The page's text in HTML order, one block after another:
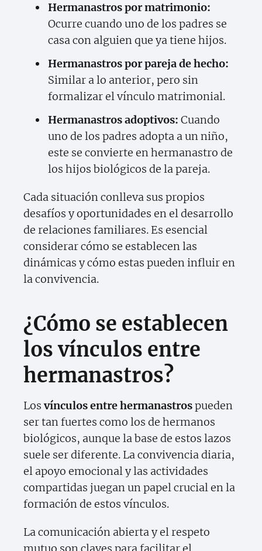
Hermanastros por matrimonio:
Ocurre cuando uno de los padres se
casa con alguien que ya tiene hijos.
Hermanastros por pareja de hecho:
Similar a lo anterior, pero sin
formalizar el vínculo matrimonial.
Hermanastros adoptivos: Cuando
uno de los padres adopta a un niño,
este se convierte en hermanastro de
los hijos biológicos de la pareja.
Cada situación conlleva sus propios
desafíos y oportunidades en el desarrollo
de relaciones familiares. Es esencial
considerar cómo se establecen las
dinámicas y cómo estas pueden influir en
la convivencia.
¿Cómo se establecen
los vínculos entre
hermanastros?
Losvínculos entre hermanastrospueden
ser tan fuertes como los de hermanos
biológicos, aunque la base de estos lazos
suele ser diferente. La convivencia diaria,
el apoyo emocional y las actividades
compartidas juegan un papel crucial en la
formación de estos vínculos.
La comunicación abierta y el respeto